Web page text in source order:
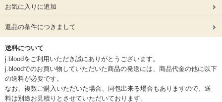
お気に入りに追加
返品の条件につきまして
送料について
j.bloodをご利用いただき誠にありがとうございます。
j.bloodでのお買い物していただいた商品の発送には、商品代金の他に以下
の送料が必要です。
なお、複数ご購入いただいた場合、同包出来る場合もありますので、送
料は別途お見積りとさせていただいております。